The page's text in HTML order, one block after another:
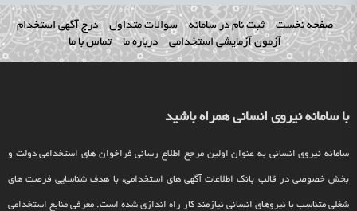
صفحه نخست ثبت نام در سامانه سوالات متداول
درج آگهی استخدام
آزمون آزمایشی استخدامی
درباره ما تماس با ما
با سامانه نیروی انسانی همراه باشید
سامانه نیروی انسانی به عنوان اولین مرجع اطلاع رسانی فراخوان های استخدامی دولت و
بخش خصوصی در قالب بانک اطلاعات آگهی های استخدامی، با هدف شناسایی فرصت های
شغلی متناسب با نیروهای انسانی نیازمند کار راه اندازی شده است. معرفی منابع استخدامی